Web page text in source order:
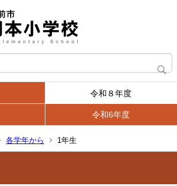
令和８年度
令和6年度
各学年から 1年生